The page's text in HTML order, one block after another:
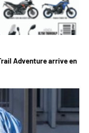
Adventure arrive en